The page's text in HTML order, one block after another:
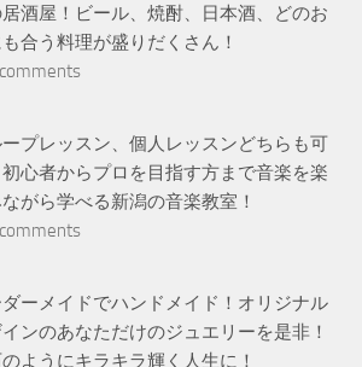
酒屋！ビール、焼酎、日本酒、どのお
合う料理が盛りだくさん！
プレッスン、個人レッスンどちらも可
心者からプロを目指す方まで音楽を楽
ながら学べる新潟の音楽教室！
ーメイドでハンドメイド！オリジナル
ンのあなただけのジュエリーを是非！
ようにキラキラ輝く人生に！